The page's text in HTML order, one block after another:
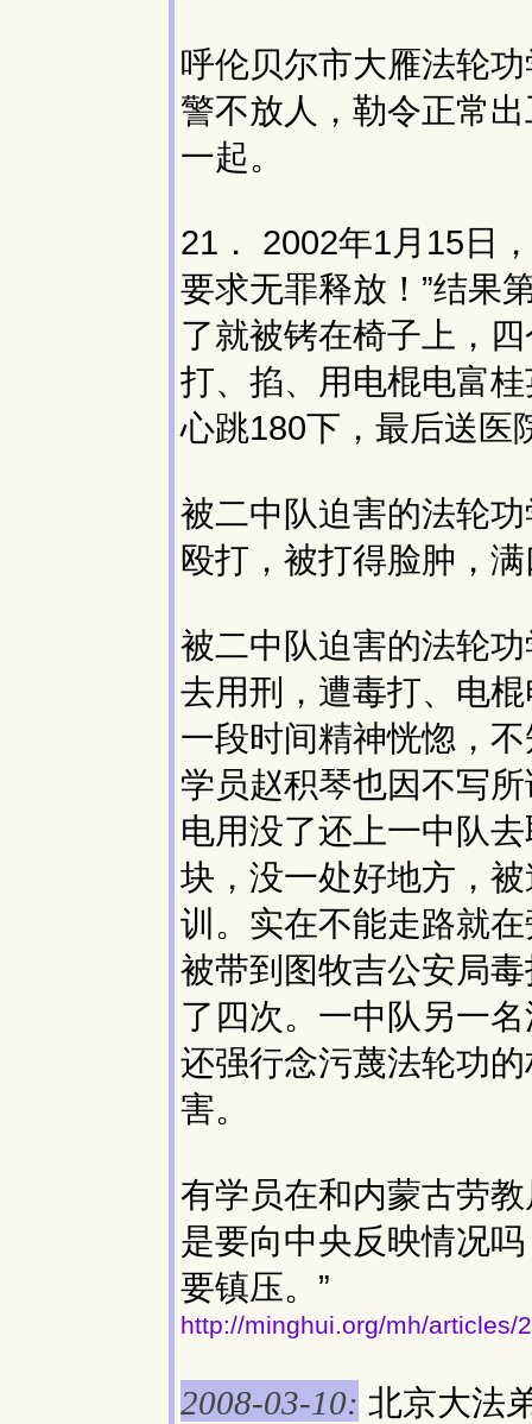
呼伦贝尔市大雁法轮
警不放人，勒令正常
一起。
21． 2002年1月15日
要求无罪释放！”结果
了就被铐在椅子上，
打、掐、用电棍电富
心跳180下，最后送医
被二中队迫害的法轮
殴打，被打得脸肿，
被二中队迫害的法轮
去用刑，遭毒打、电
一段时间精神恍惚，
学员赵积琴也因不写
电用没了还上一中队
块，没一处好地方，
训。实在不能走路就
被带到图牧吉公安局
了四次。一中队另一
还强行念污蔑法轮功
害。
有学员在和内蒙古劳
是要向中央反映情况
要镇压。”
http://minghui.org/mh/articles/
2008-03-10: 北京大法